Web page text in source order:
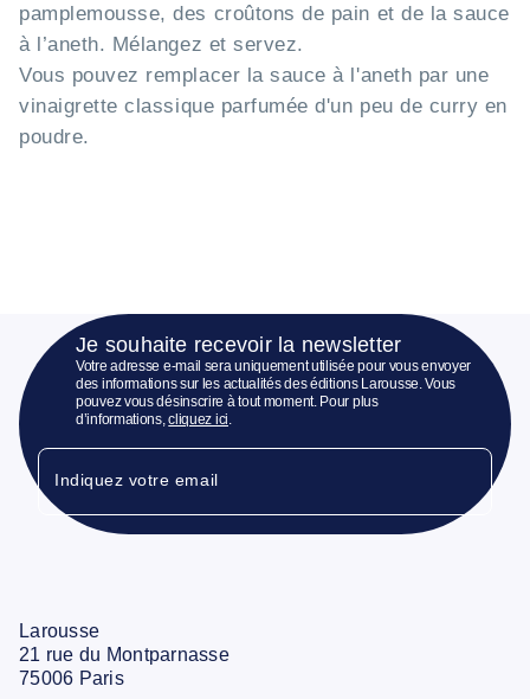
pamplemousse, des croûtons de pain et de la sauce
à l’aneth. Mélangez et servez.
Vous pouvez remplacer la sauce à l'aneth par une
vinaigrette classique parfumée d'un peu de curry en
poudre.
Je souhaite recevoir la newsletter
Votre adresse e-mail sera uniquement utilisée pour vous envoyer
des informations sur les actualités des éditions Larousse. Vous
pouvez vous désinscrire à tout moment. Pour plus
d’informations,cliquez ici
Indiquez votre email
Larousse
21 rue du Montparnasse
75006 Paris